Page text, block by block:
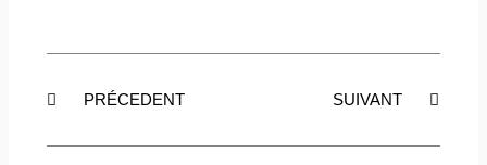
PRÉCEDENT SUIVANT